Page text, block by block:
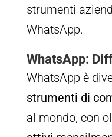
strumenti
WhatsApp.
WhatsApp:
WhatsApp è
strumenti di
al mondo, con